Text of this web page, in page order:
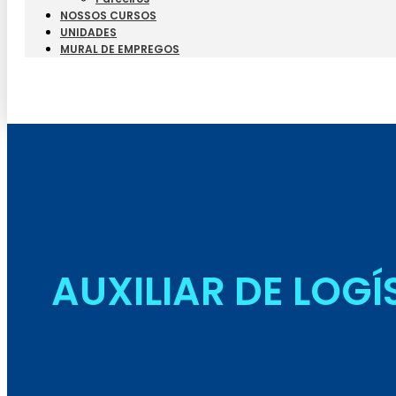
NOSSOS CURSOS
UNIDADES
MURAL DE EMPREGOS
AUXILIAR DE